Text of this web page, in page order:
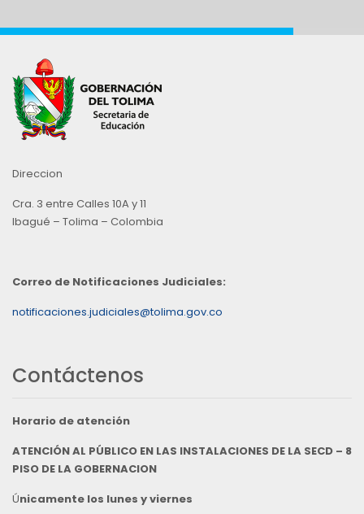
Direccion
Cra. 3 entre Calles 10A y 11
Ibagué – Tolima – Colombia
Correo de Notificaciones Judiciales:
notificaciones.judiciales@tolima.gov.co
Contáctenos
Horario de atención
ATENCIÓN AL PÚBLICO EN LAS INSTALACIONES DE LA SECD – 8
PISO DE LA GOBERNACION
Únicamente los lunes y viernes